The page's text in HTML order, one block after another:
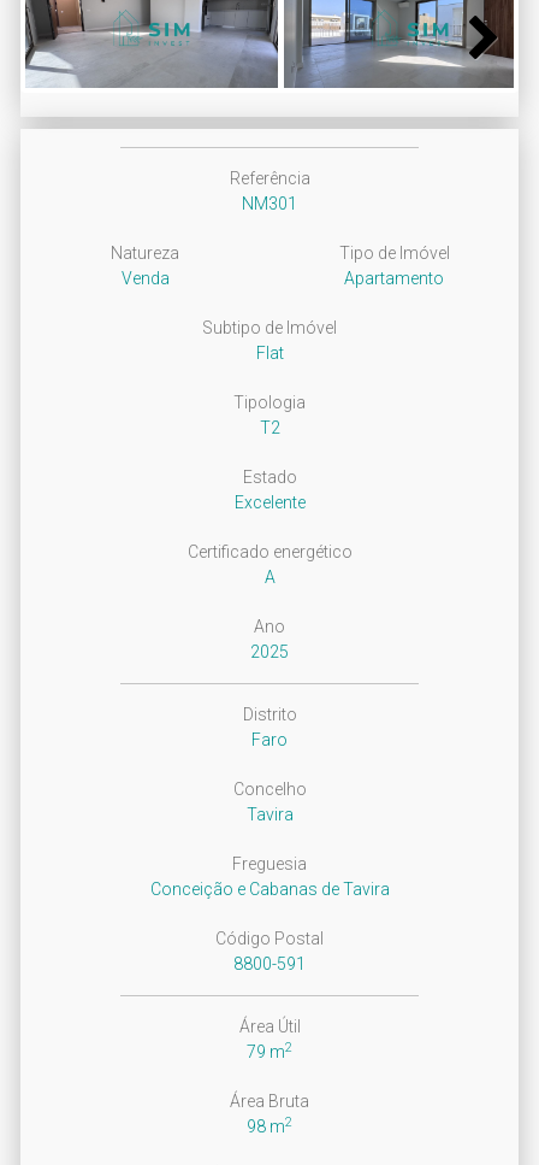
Next
Referência
NM301
Natureza
Venda
Tipo de Imóvel
Apartamento
Subtipo de Imóvel
Flat
Tipologia
T2
Estado
Excelente
Certificado energético
A
Ano
2025
Distrito
Faro
Concelho
Tavira
Freguesia
Conceição e Cabanas de Tavira
Código Postal
8800-591
Área Útil
79 m2
Área Bruta
98 m2